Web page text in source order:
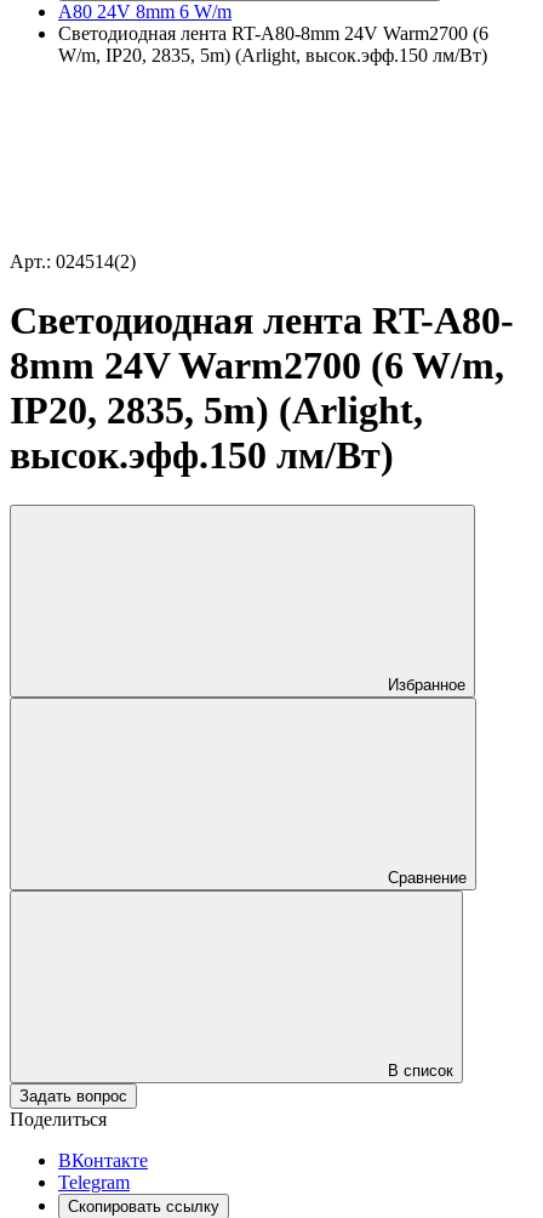
A80 24V 8mm 6 W/m
Светодиодная лента RT-A80-8mm 24V Warm2700 (6
W/m, IP20, 2835, 5m) (Arlight, высок.эфф.150 лм/Вт)
Арт.: 024514(2)
Светодиодная лента RT-A80-
8mm 24V Warm2700 (6 W/m,
IP20, 2835, 5m) (Arlight,
высок.эфф.150 лм/Вт)
Избранное
Сравнение
В список
Задать вопрос
Поделиться
ВКонтакте
Telegram
Скопировать ссылку